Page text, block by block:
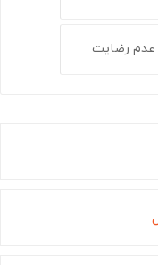
رضایت